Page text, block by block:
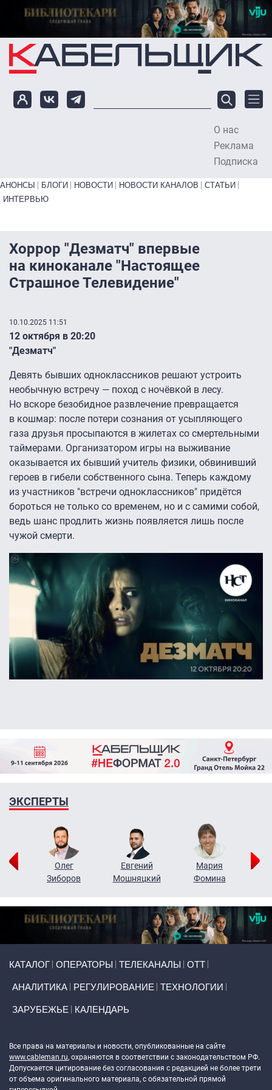
Перейти к основному содержанию
О нас
Реклама
Подписка
Primary links bottom
АНОНСЫ БЛОГИ НОВОСТИ НОВОСТИ КАНАЛОВ
СТАТЬИ
ИНТЕРВЬЮ
Хоррор "Дезматч" впервые
на киноканале "Настоящее
Страшное Телевидение"
10.10.2025 11:51
12 октября в 20:20
"Дезматч"
Девять бывших одноклассников решают устроить
необычную встречу — поход с ночёвкой в лесу.
Но вскоре безобидное развлечение превращается
в кошмар: после потери сознания от усыпляющего
газа друзья просыпаются в жилетах со смертельными
таймерами. Организатором игры на выживание
оказывается их бывший учитель физики, обвинивший
героев в гибели собственного сына. Теперь каждому
из участников "встречи одноклассников" придётся
бороться не только со временем, но и с самими собой,
ведь шанс продлить жизнь появляется лишь после
чужой смерти.
ЭКСПЕРТЫ
Олег
Зиборов
Евгений
Мошняцкий
Мария
Фомина
КАТАЛОГ ОПЕРАТОРЫ ТЕЛЕКАНАЛЫ ОТТ
АНАЛИТИКА РЕГУЛИРОВАНИЕ ТЕХНОЛОГИИ
ЗАРУБЕЖЬЕ КАЛЕНДАРЬ
Все права на материалы и новости, опубликованные на сайте
www.cableman.ru, охраняются в соответствии с законодательством РФ.
Допускается цитирование без согласования с редакцией не более трети
от объема оригинального материала, с обязательной прямой